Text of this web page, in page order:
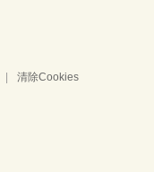
清除Cookies